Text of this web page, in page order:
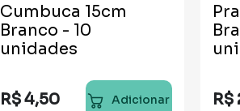
Cumbuca 15cm
Branco - 10
unidades
R$4,50 Adicionar R$